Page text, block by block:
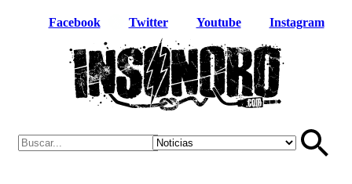
Facebook Twitter Youtube Instagram